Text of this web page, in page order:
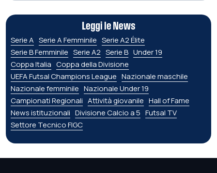
Leggi le News
Serie A Serie A Femminile Serie A2 Élite
Serie B Femminile Serie A2 Serie B Under 19
Coppa Italia Coppa della Divisione
UEFA Futsal Champions League Nazionale maschile
Nazionale femminile Nazionale Under 19
Campionati Regionali Attività giovanile Hall of Fame
News istituzionali Divisione Calcio a 5 Futsal TV
Settore Tecnico FIGC